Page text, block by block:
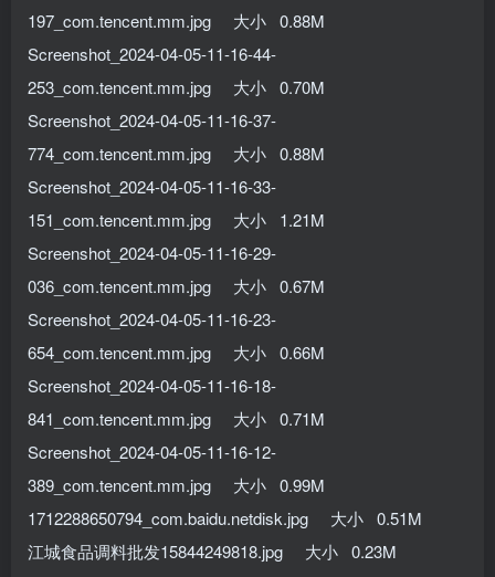
197_com.tencent.mm.jpg 大小 0.88M
Screenshot_2024-04-05-11-16-44-
253_com.tencent.mm.jpg 大小 0.70M
Screenshot_2024-04-05-11-16-37-
774_com.tencent.mm.jpg 大小 0.88M
Screenshot_2024-04-05-11-16-33-
151_com.tencent.mm.jpg 大小 1.21M
Screenshot_2024-04-05-11-16-29-
036_com.tencent.mm.jpg 大小 0.67M
Screenshot_2024-04-05-11-16-23-
654_com.tencent.mm.jpg 大小 0.66M
Screenshot_2024-04-05-11-16-18-
841_com.tencent.mm.jpg 大小 0.71M
Screenshot_2024-04-05-11-16-12-
389_com.tencent.mm.jpg 大小 0.99M
1712288650794_com.baidu.netdisk.jpg 大小 0.51M
江城食品调料批发15844249818.jpg 大小 0.23M